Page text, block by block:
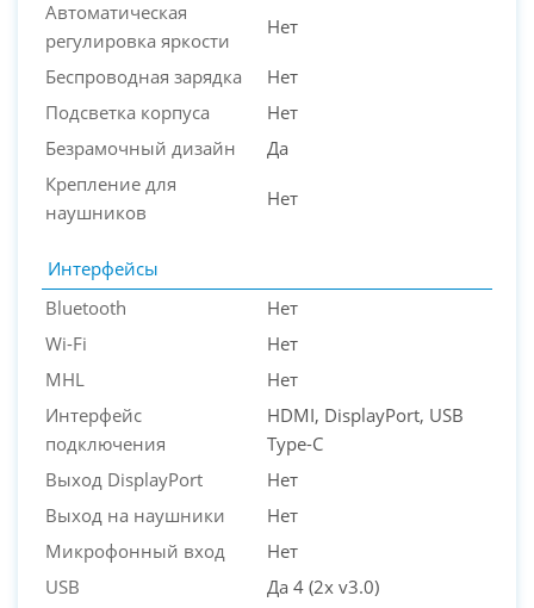
Автоматическая
регулировка яркости
Нет
Беспроводная зарядка
Нет
Подсветка корпуса
Нет
Безрамочный дизайн
Да
Крепление для
наушников
Нет
Интерфейсы
Bluetooth
Нет
Wi-Fi
Нет
MHL
Нет
Интерфейс
подключения
HDMI, DisplayPort, USB
Type-C
Выход DisplayPort
Нет
Выход на наушники
Нет
Микрофонный вход
Нет
USB
Да 4 (2x v3.0)